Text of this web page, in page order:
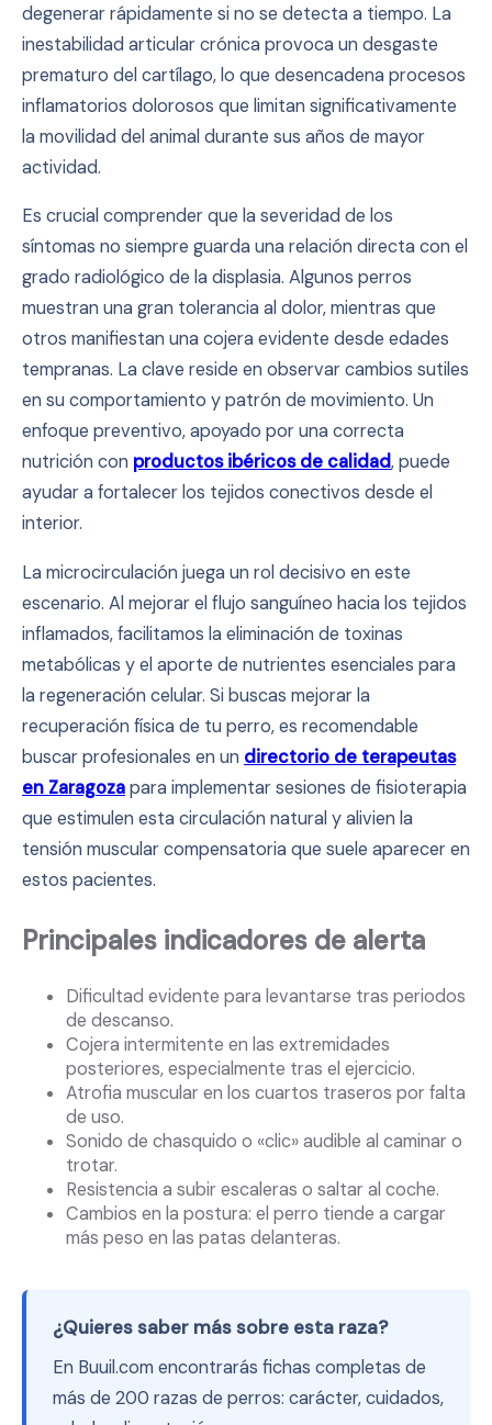
degenerar rápidamente si no se detecta a tiempo. La
inestabilidad articular crónica provoca un desgaste
prematuro del cartílago, lo que desencadena procesos
inflamatorios dolorosos que limitan significativamente
la movilidad del animal durante sus años de mayor
actividad.
Es crucial comprender que la severidad de los
síntomas no siempre guarda una relación directa con el
grado radiológico de la displasia. Algunos perros
muestran una gran tolerancia al dolor, mientras que
otros manifiestan una cojera evidente desde edades
tempranas. La clave reside en observar cambios sutiles
en su comportamiento y patrón de movimiento. Un
enfoque preventivo, apoyado por una correcta
nutrición con productos ibéricos de calidad, puede
ayudar a fortalecer los tejidos conectivos desde el
interior.
La microcirculación juega un rol decisivo en este
escenario. Al mejorar el flujo sanguíneo hacia los tejidos
inflamados, facilitamos la eliminación de toxinas
metabólicas y el aporte de nutrientes esenciales para
la regeneración celular. Si buscas mejorar la
recuperación física de tu perro, es recomendable
buscar profesionales en un directorio de terapeutas
en Zaragozapara implementar sesiones de fisioterapia
que estimulen esta circulación natural y alivien la
tensión muscular compensatoria que suele aparecer en
estos pacientes.
Principales indicadores de alerta
Dificultad evidente para levantarse tras periodos
de descanso.
Cojera intermitente en las extremidades
posteriores, especialmente tras el ejercicio.
Atrofia muscular en los cuartos traseros por falta
de uso.
Sonido de chasquido o «clic» audible al caminar o
trotar.
Resistencia a subir escaleras o saltar al coche.
Cambios en la postura: el perro tiende a cargar
más peso en las patas delanteras.
¿Quieres saber más sobre esta raza?
En Buuil.com encontrarás fichas completas de
más de 200 razas de perros: carácter, cuidados,